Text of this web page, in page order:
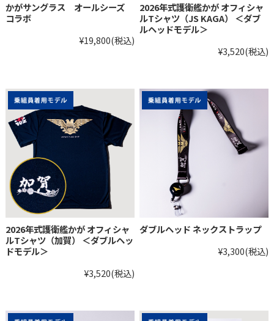
かがサングラス オールシーズ
コラボ
¥19,800(税込)
2026年式護衛艦かが オフィシャ
ルTシャツ（JS KAGA） ＜ダブ
ルヘッドモデル＞
¥3,520(税込)
2026年式護衛艦かが オフィシャ
ルTシャツ（加賀） ＜ダブルヘッ
ドモデル＞
¥3,520(税込)
ダブルヘッド ネックストラップ
¥3,300(税込)